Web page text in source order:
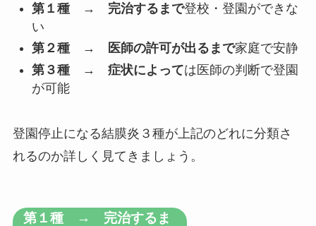
第１種→ 完治するまで登校・登園ができな
い
第２種→ 医師の許可が出るまで家庭で安静
第３種→ 症状によっては医師の判断で登園
が可能
登園停止になる結膜炎３種が上記のどれに分類さ
れるのか詳しく見てきましょう。
第１種 → 完治するま